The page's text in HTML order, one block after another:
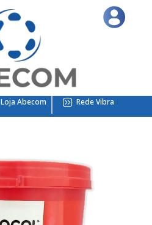
Loja Abecom Rede Vibra